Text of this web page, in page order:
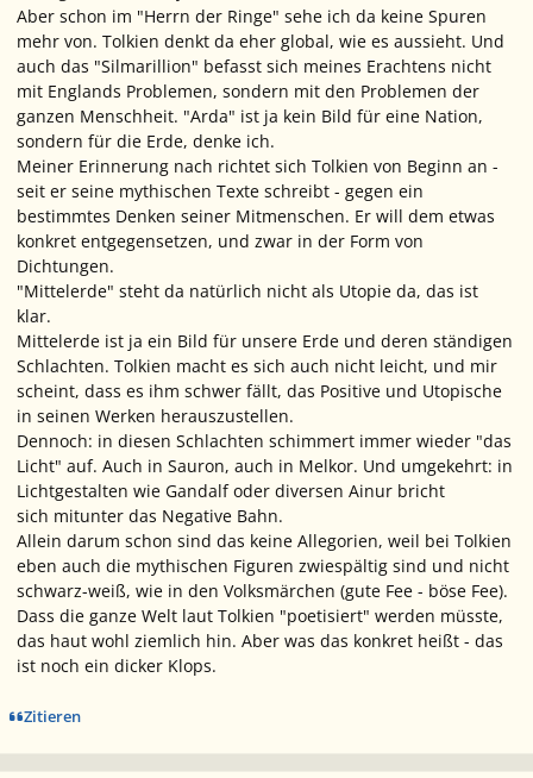
Aber schon im "Herrn der Ringe" sehe ich da keine Spuren
mehr von. Tolkien denkt da eher global, wie es aussieht. Und
auch das "Silmarillion" befasst sich meines Erachtens nicht
mit Englands Problemen, sondern mit den Problemen der
ganzen Menschheit. "Arda" ist ja kein Bild für eine Nation,
sondern für die Erde, denke ich.
Meiner Erinnerung nach richtet sich Tolkien von Beginn an -
seit er seine mythischen Texte schreibt - gegen ein
bestimmtes Denken seiner Mitmenschen. Er will dem etwas
konkret entgegensetzen, und zwar in der Form von
Dichtungen.
"Mittelerde" steht da natürlich nicht als Utopie da, das ist
klar.
Mittelerde ist ja ein Bild für unsere Erde und deren ständigen
Schlachten. Tolkien macht es sich auch nicht leicht, und mir
scheint, dass es ihm schwer fällt, das Positive und Utopische
in seinen Werken herauszustellen.
Dennoch: in diesen Schlachten schimmert immer wieder "das
Licht" auf. Auch in Sauron, auch in Melkor. Und umgekehrt: in
Lichtgestalten wie Gandalf oder diversen Ainur bricht
sich mitunter das Negative Bahn.
Allein darum schon sind das keine Allegorien, weil bei Tolkien
eben auch die mythischen Figuren zwiespältig sind und nicht
schwarz-weiß, wie in den Volksmärchen (gute Fee - böse Fee).
Dass die ganze Welt laut Tolkien "poetisiert" werden müsste,
das haut wohl ziemlich hin. Aber was das konkret heißt - das
ist noch ein dicker Klops.
Zitieren